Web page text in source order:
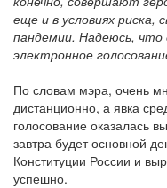
еще и в условиях риска,
пандемии. Надеюсь, что
электронное
По словам мэра, очень
дистанционно, а явка
голосование оказалась
завтра будет основной
Конституции России и
успешно.